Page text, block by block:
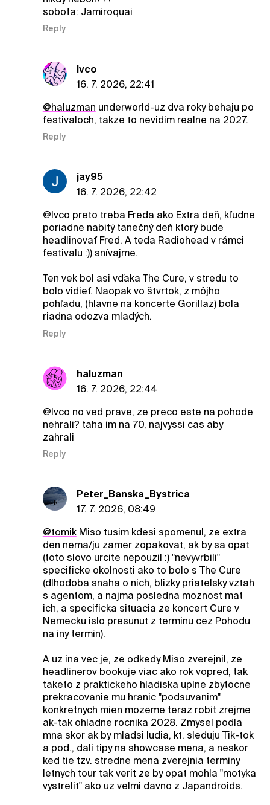
sobota: Jamiroquai
Reply
Ivco
16. 7. 2026, 22:41
@haluzman underworld-uz dva roky behaju po
festivaloch, takze to nevidim realne na 2027.
Reply
jay95
16. 7. 2026, 22:42
@Ivco preto treba Freda ako Extra deň, kľudne
poriadne nabitý tanečný deň ktorý bude
headlinovať Fred. A teda Radiohead v rámci
festivalu :)) snívajme.
Ten vek bol asi vďaka The Cure, v stredu to
bolo vidieť. Naopak vo štvrtok, z môjho
pohľadu, (hlavne na koncerte Gorillaz) bola
riadna odozva mladých.
Reply
haluzman
16. 7. 2026, 22:44
@Ivco no ved prave, ze preco este na pohode
nehrali? taha im na 70, najvyssi cas aby
zahrali
Reply
Peter_Banska_Bystrica
17. 7. 2026, 08:49
@tomikMiso tusim kdesi spomenul, ze extra
den nema/ju zamer zopakovat, ak by sa opat
(toto slovo urcite nepouzil :) "nevyvrbili"
specificke okolnosti ako to bolo s The Cure
(dlhodoba snaha o nich, blizky priatelsky vztah
s agentom, a najma posledna moznost mat
ich, a specificka situacia ze koncert Cure v
Nemecku islo presunut z terminu cez Pohodu
na iny termin).
A uz ina vec je, ze odkedy Miso zverejnil, ze
headlinerov bookuje viac ako rok vopred, tak
taketo z praktickeho hladiska uplne zbytocne
prekracovanie mu hranic "podsuvanim"
konkretnych mien mozeme teraz robit zrejme
ak-tak ohladne rocnika 2028. Zmysel podla
mna skor ak by mladsi ludia, kt. sleduju Tik-tok
a pod., dali tipy na showcase mena, a neskor
ked tie tzv. stredne mena zverejnia terminy
letnych tour tak verit ze by opat mohla "motyka
vystrelit" ako uz velmi davno z Japandroids.